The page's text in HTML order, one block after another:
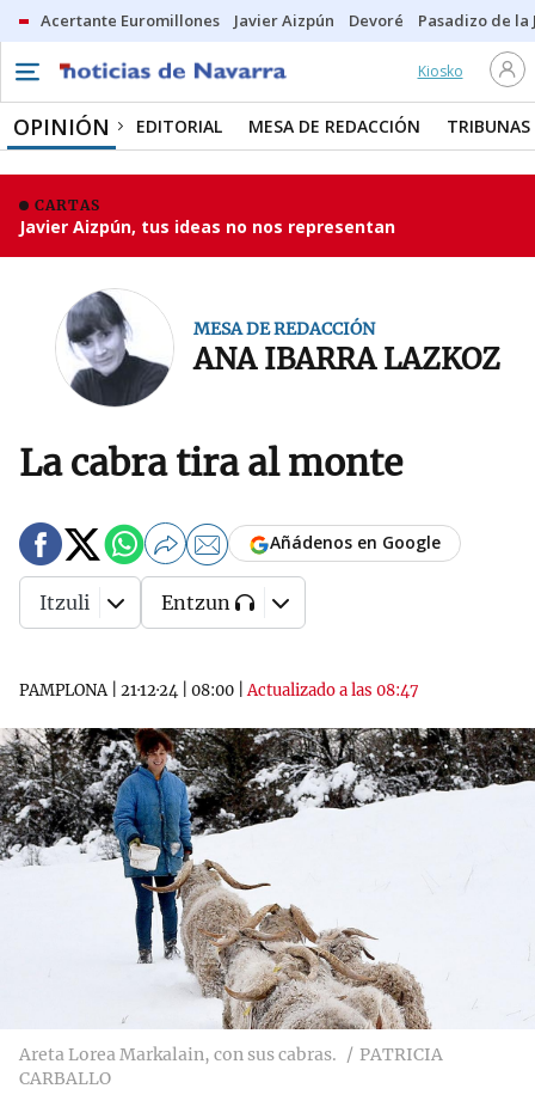
Acertante Euromillones Javier Aizpún Devoré Pasadizo de la
Kiosko
OPINIÓN EDITORIAL MESA DE REDACCIÓN TRIBUNAS
CARTAS
Javier Aizpún, tus ideas no nos representan
MESA DE REDACCIÓN
ANA IBARRA LAZKOZ
La cabra tira al monte
PAMPLONA| 21·12·24 08:00 |Actualizado a las 08:47
Añádenos en Google
Itzuli Entzun
Areta Lorea Markalain, con sus cabras.
PATRICIA
CARBALLO